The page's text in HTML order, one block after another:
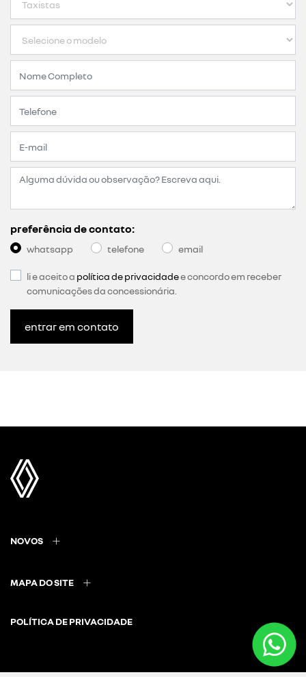
preferência de contato:
whatsapp telefone email
li e aceito a política de privacidadee concordo em receber
comunicações da concessionária.
entrar em contato
NOVOS
MAPA DO SITE
POLÍTICA DE PRIVACIDADE